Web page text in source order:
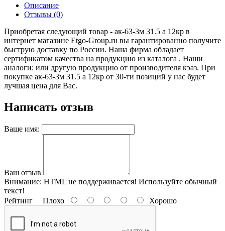
Описание
Отзывы (0)
Приобретая следующий товар - ак-63-3м 31.5 а 12кр в
интернет магазине Etgo-Group.ru вы гарантированно получите
быструю доставку по России. Наша фирма обладает
сертификатом качества на продукцию из каталога . Наши
аналоги: или другую продукцию от производителя кэаз. При
покупке ак-63-3м 31.5 а 12кр от 30-ти позиций у нас будет
лучшая цена для Вас.
Написать отзыв
Ваше имя:
Ваш отзыв
Внимание: HTML не поддерживается! Используйте обычный
текст!
Рейтинг Плохо Хорошо